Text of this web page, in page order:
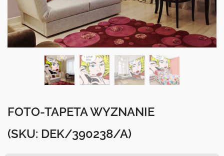
FOTO-TAPETA WYZNANIE
(SKU: DEK/390238/A)